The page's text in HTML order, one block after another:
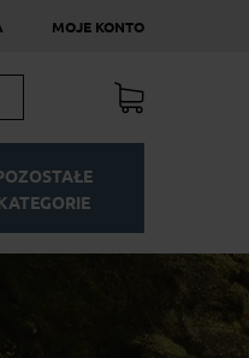
MOJE KONTO